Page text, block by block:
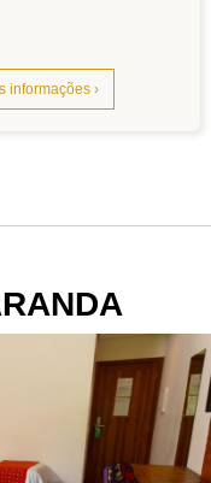
informações ›